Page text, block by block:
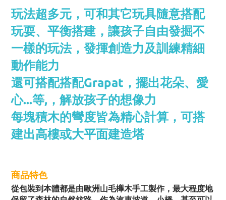
玩法超多元， 可和其它玩具隨意搭配
玩耍、平衡搭建， 讓孩子自由發掘不
一樣的玩法， 發揮創造力及訓練精細
動作能力
還可搭配搭配Grapat，擺出花朵、愛
心...等,， 解放孩子的想像力
每塊積木的彎度皆為精心計算， 可搭
建出高樓或大平面建造塔
商品特色
從包裝到本體都是由歐洲山毛櫸木手工製作，最大程度地